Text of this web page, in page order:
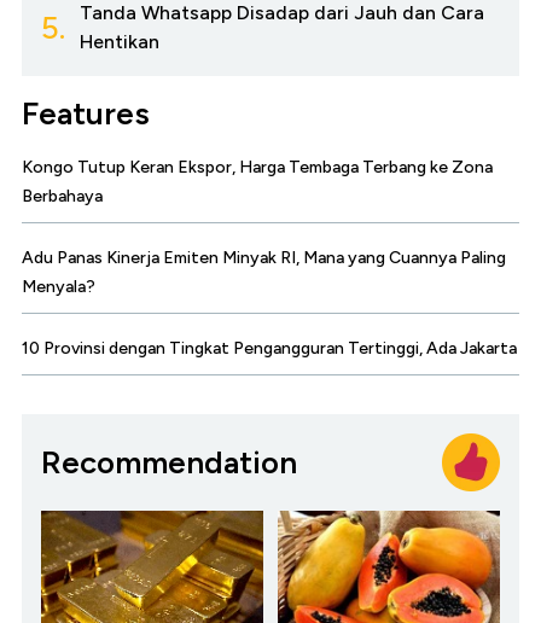
5.
Tanda Whatsapp Disadap dari Jauh dan Cara
Hentikan
Features
Kongo Tutup Keran Ekspor, Harga Tembaga Terbang ke Zona
Berbahaya
Adu Panas Kinerja Emiten Minyak RI, Mana yang Cuannya Paling
Menyala?
10 Provinsi dengan Tingkat Pengangguran Tertinggi, Ada Jakarta
Recommendation